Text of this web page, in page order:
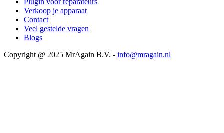
Plugin voor reparateurs
Verkoop je apparaat
Contact
Veel gestelde vragen
Blogs
Copyright @ 2025 MrAgain B.V. - info@mragain.nl